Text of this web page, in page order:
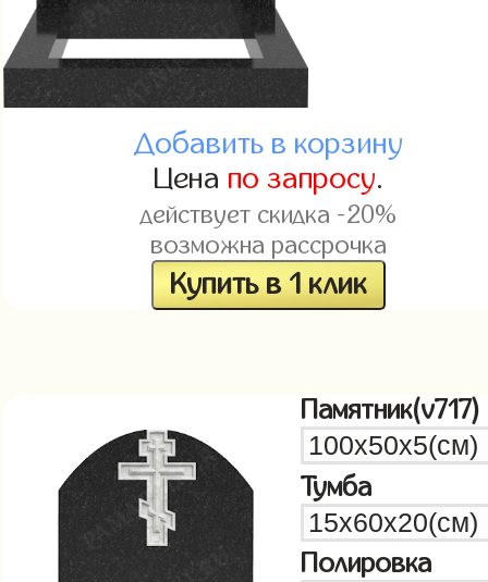
Добавить в корзину
Цена по запросу.
действует скидка -20%
возможна рассрочка
Купить в 1 клик
Памятник(v717)
Тумба
Полировка